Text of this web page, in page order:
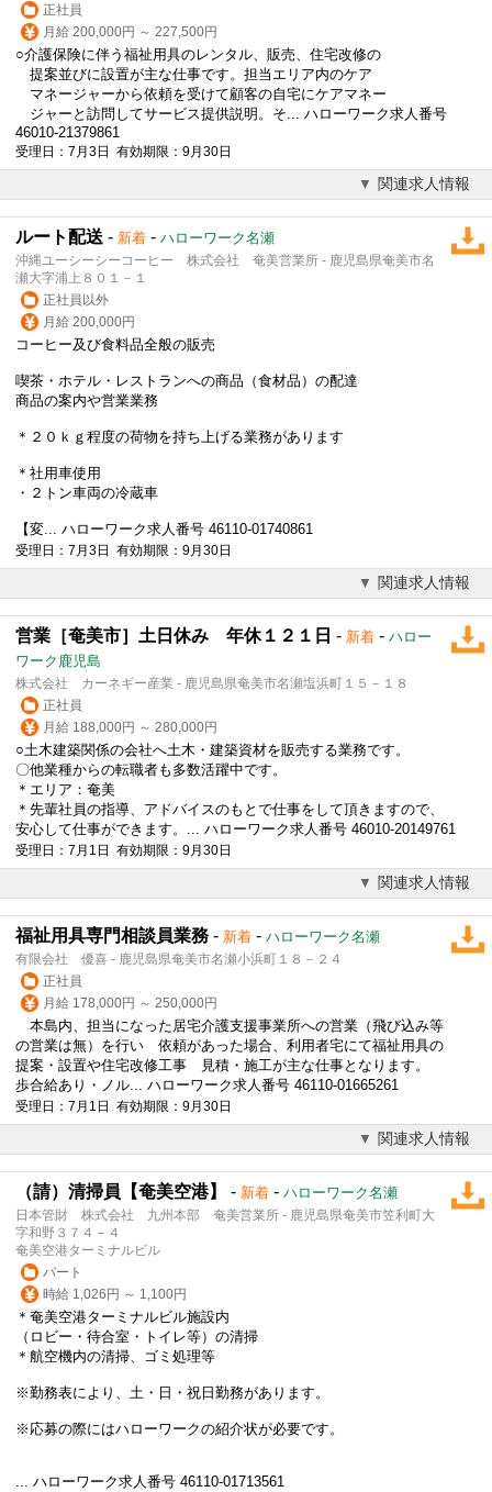
正社員
月給 200,000円 ～ 227,500円
○介護保険に伴う福祉用具のレンタル、販売、住宅改修の
提案並びに設置が主な仕事です。担当エリア内のケア
マネージャーから依頼を受けて顧客の自宅にケアマネー
ジャーと訪問してサービス提供説明。そ... ハローワーク求人番号
46010-21379861
受理日：7月3日 有効期限：9月30日
関連求人情報
ルート配送 - 新着 - ハローワーク名瀬
沖縄ユーシーシーコーヒー 株式会社 奄美営業所 - 鹿児島県奄美市名
瀬大字浦上８０１－１
正社員以外
月給 200,000円
コーヒー及び食料品全般の販売
喫茶・ホテル・レストランへの商品（食材品）の配達
商品の案内や営業業務
＊２０ｋｇ程度の荷物を持ち上げる業務があります
＊社用車使用
・２トン車両の冷蔵車
【変... ハローワーク求人番号 46110-01740861
受理日：7月3日 有効期限：9月30日
関連求人情報
営業［奄美市］土日休み 年休１２１日 - 新着 - ハロー
ワーク鹿児島
株式会社 カーネギー産業 - 鹿児島県奄美市名瀬塩浜町１５－１８
正社員
月給 188,000円 ～ 280,000円
○土木建築関係の会社へ土木・建築資材を販売する業務です。
〇他業種からの転職者も多数活躍中です。
＊エリア：奄美
＊先輩社員の指導、アドバイスのもとで仕事をして頂きますので、
安心して仕事ができます。... ハローワーク求人番号 46010-20149761
受理日：7月1日 有効期限：9月30日
関連求人情報
福祉用具専門相談員業務 - 新着 - ハローワーク名瀬
有限会社 優喜 - 鹿児島県奄美市名瀬小浜町１８－２４
正社員
月給 178,000円 ～ 250,000円
本島内、担当になった居宅介護支援事業所への営業 （飛び込み等
の営業は無）を行い 依頼があった場合、利用者宅にて福祉用具の
提案・設置や住宅改修工事 見積・施工が主な仕事となります。
歩合給あり・ノル... ハローワーク求人番号 46110-01665261
受理日：7月1日 有効期限：9月30日
関連求人情報
（請）清掃員【奄美空港】 - 新着 - ハローワーク名瀬
日本管財 株式会社 九州本部 奄美営業所 - 鹿児島県奄美市笠利町大
字和野３７４－４
奄美空港ターミナルビル
パート
時給 1,026円 ～ 1,100円
＊奄美空港ターミナルビル施設内
（ロビー・待合室・トイレ等）の清掃
＊航空機内の清掃、ゴミ処理等
※勤務表により、土・日・祝日勤務があります。
※応募の際にはハローワークの紹介状が必要です。
... ハローワーク求人番号 46110-01713561